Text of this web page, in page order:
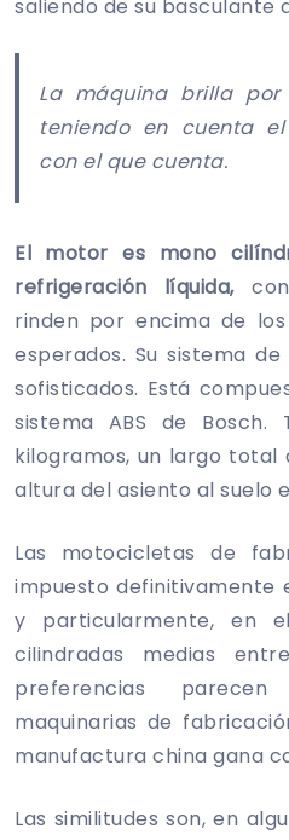
saliendo de su basculante
La máquina brilla
teniendo en cuenta
con el que cuenta.
El motor es mono
refrigeración líquida,con
rinden por encima de
esperados. Su sistema
sofisticados. Está
sistema ABS de Bosch.
kilogramos, un largo total
altura del asiento al suelo
Las motocicletas de
impuesto definitivamente
y particularmente, en
cilindradas medias
preferencias
maquinarias de
manufactura china gana
Las similitudes son, en